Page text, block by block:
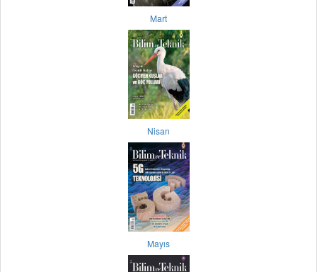
Mart
Nisan
Mayıs